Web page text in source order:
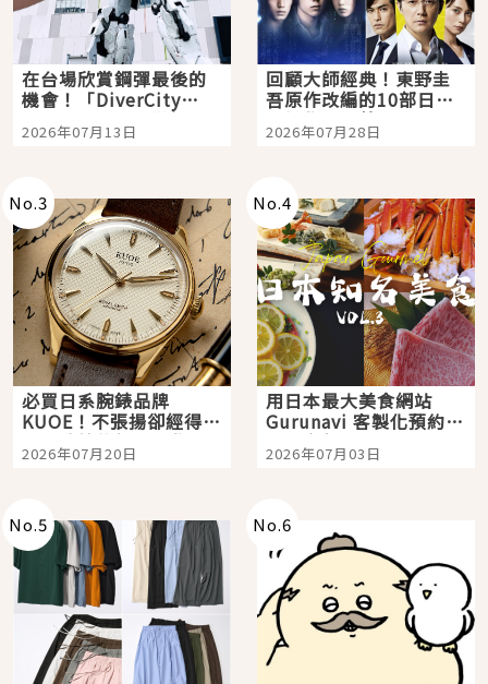
在台場欣賞鋼彈最後的
機會！「DiverCity
Tokyo Plaza」搭船、
購物、美食及夜景，一
2026年07月13日
回顧大師經典！東野圭
吾原作改編的10部日本
影視作品推薦
2026年07月28日
No.3
必買日系腕錶品牌
KUOE！不張揚卻經得起
時間洗鍊的經典之作五
選
2026年07月20日
No.4
用日本最大美食網站
Gurunavi 客製化預約九
大都市餐廳，打造專屬
美食體驗！
2026年07月03日
No.5 No.6